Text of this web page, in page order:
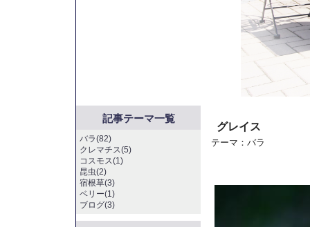
グレイス
テーマ： バラ
記事テーマ一覧
バラ(82)
クレマチス(5)
コスモス(1)
昆虫(2)
宿根草(3)
ベリー(1)
ブログ(3)